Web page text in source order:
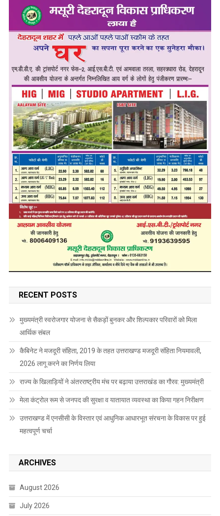
RECENT POSTS
मुख्यमंत्री स्वरोजगार योजना से सैकड़ों बुनकर और शिल्पकार परिवारों को मिला
आर्थिक संबल
कैबिनेट ने मजदूरी संहिता, 2019 के तहत उत्तराखण्ड मजदूरी संहिता नियमावली,
2026 लागू करने का निर्णय लिया
राज्य के खिलाड़ियों ने अंतरराष्ट्रीय मंच पर बढ़ाया उत्तराखंड का गौरव: मुख्यमंत्री
मेला कंट्रोल रूम से जनपद की सुरक्षा व यातायात व्यवस्था का किया गहन निरीक्षण
उत्तराखण्ड में एनसीसी के विस्तार एवं आधुनिक आधारभूत संरचना के विकास पर हुई
महत्वपूर्ण चर्चा
ARCHIVES
August 2026
July 2026